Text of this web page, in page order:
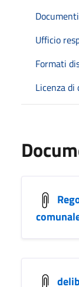
Documenti
Ufficio
Formati
Licenza